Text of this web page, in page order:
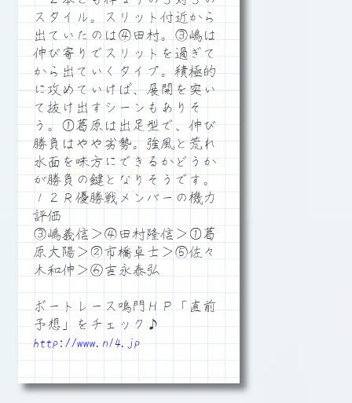
スタイル。スリット付近から
出ていたのは④田村。③嶋は
伸び寄りでスリットを過ぎて
から出ていくタイプ。積極的
に攻めていけば、展開を突い
て抜け出すシーンもありそ
う。①葛原は出足型で、伸び
勝負はやや劣勢。強風と荒れ
水面を味方にできるかどうか
が勝負の鍵となりそうです。
１２Ｒ優勝戦メンバーの機力
評価
③嶋義信＞④田村隆信＞①葛
原大陽＞②市橋卓士＞⑤佐々
木和伸＞⑥吉永泰弘
ボートレース鳴門ＨＰ「直前
予想」をチェック♪
http://www.n14.jp